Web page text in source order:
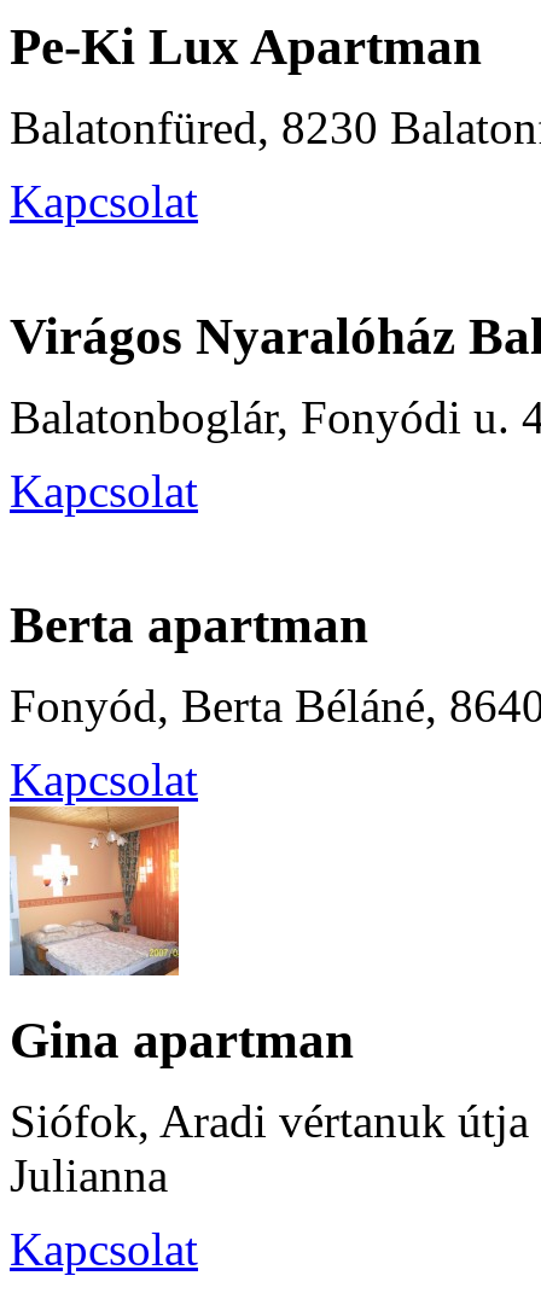
Pe-Ki Lux Apartman
Balatonfüred, 8230
Kapcsolat
Virágos Nyaralóház
Balatonboglár, Fonyódi u.
Kapcsolat
Berta apartman
Fonyód, Berta Béláné,
Kapcsolat
Gina apartman
Siófok, Aradi vértanuk
Julianna
Kapcsolat